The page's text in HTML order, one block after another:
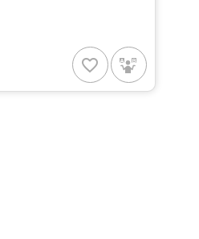
favorite_border